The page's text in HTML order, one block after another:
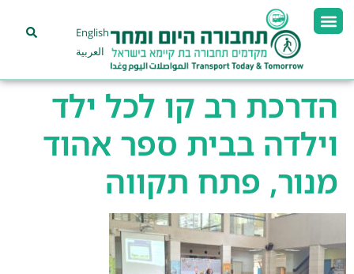
English
العربية
הדרכת רב קו לכל ילד
וילדה בבית ספר אהוד
מנור, פתח תקווה